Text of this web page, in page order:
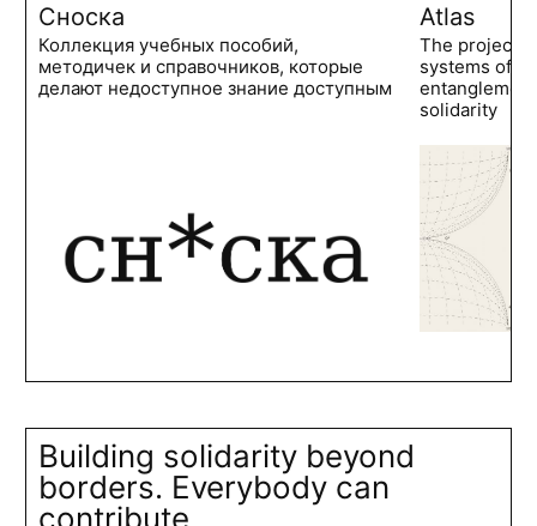
Сноска
Коллекция учебных пособий,
методичек и справочников, которые
делают недоступное знание доступным
Atlas
The project
systems of
solidarity
Building solidarity beyond
borders. Everybody can
contribute